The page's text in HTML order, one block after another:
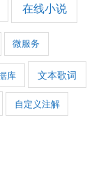
在线小说
微服务
库 文本歌词
自定义注解